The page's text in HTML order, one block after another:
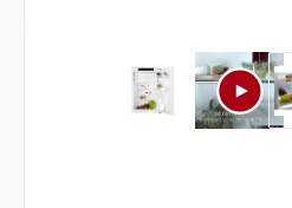
Bildergalerie überspringen